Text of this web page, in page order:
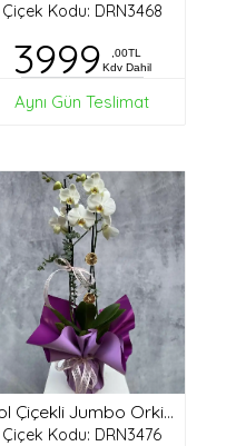
Çiçek Kodu: DRN3468
3999
,00TL
Kdv Dahil
Aynı Gün Teslimat
Bol Çiçekli Jumbo Orkide
Çiçek Kodu: DRN3476